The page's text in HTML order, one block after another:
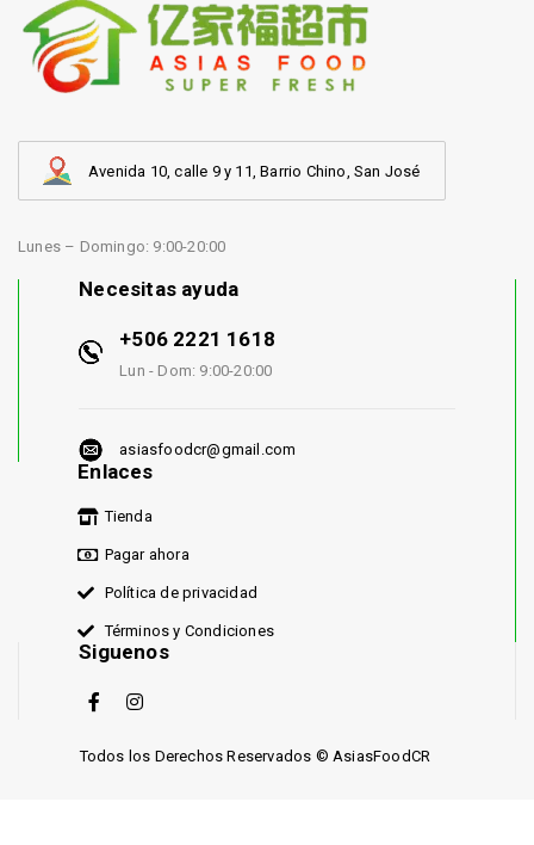
Avenida 10, calle 9 y 11, Barrio Chino, San José
Lunes – Domingo: 9:00-20:00
Necesitas ayuda
+506 2221 1618
Lun - Dom: 9:00-20:00
asiasfoodcr@gmail.com
Enlaces
Tienda
Pagar ahora
Política de privacidad
Términos y Condiciones
Siguenos
Todos los Derechos Reservados © AsiasFoodCR